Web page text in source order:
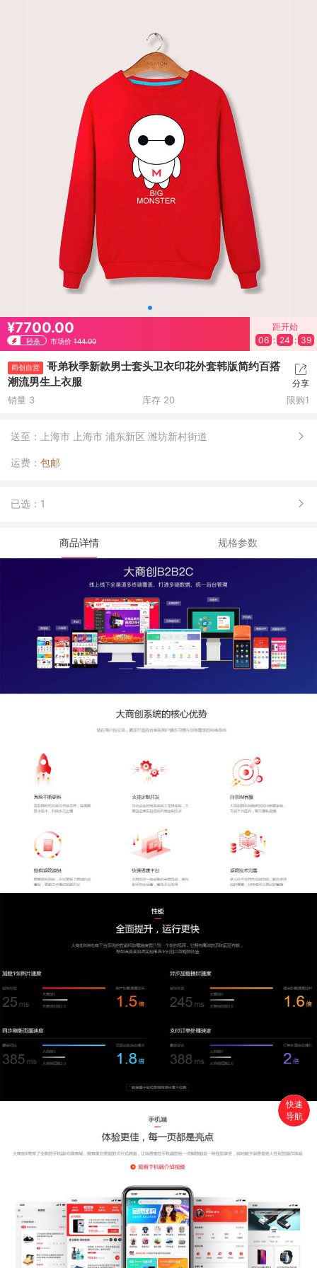
¥7700.00
秒杀 市场价 144.00
距开始
06 : 24 : 39
商创自营
哥弟秋季新款男士套头卫衣印花外套韩版简约百搭
潮流男生上衣服
分享
销量 3 库存 20 限购1
送至： 上海市 上海市 浦东新区 潍坊新村街道
运费： 包邮
已选： 1
商品详情 规格参数
首页
搜索
购物车
个人中心
快速
导航